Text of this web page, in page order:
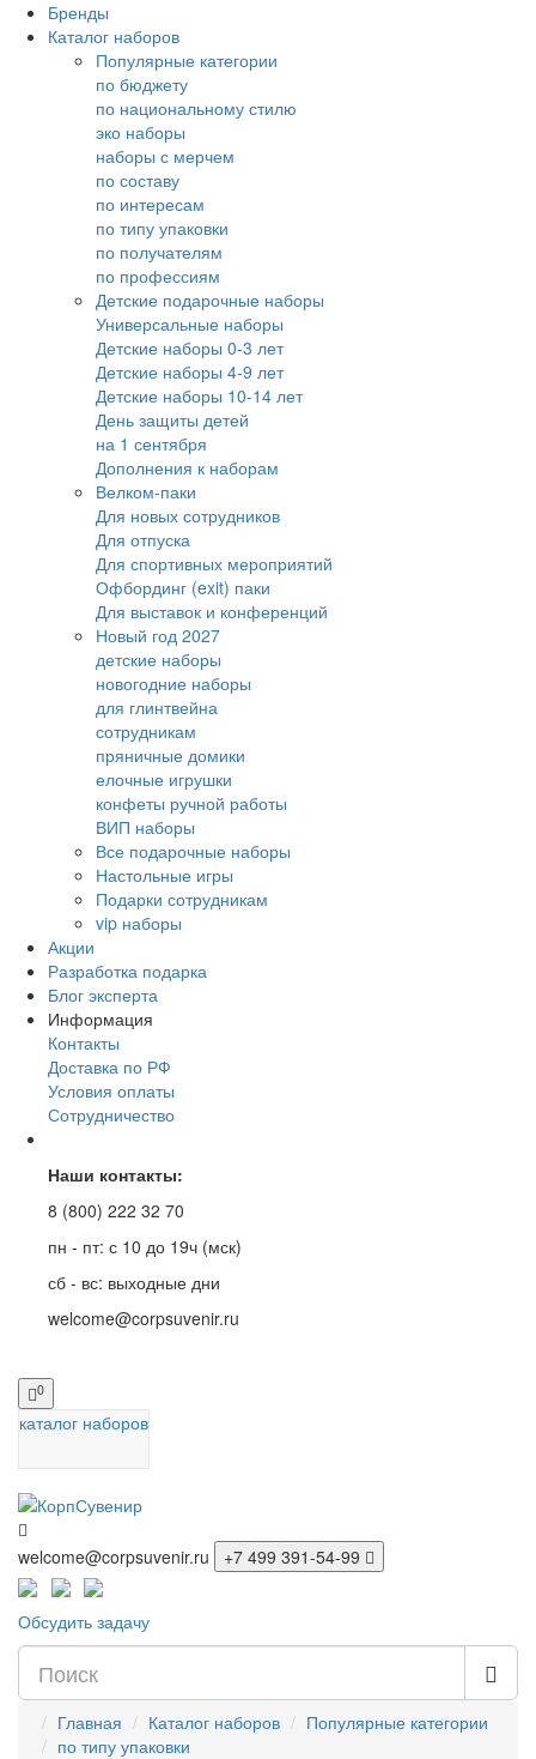
Бренды
Каталог наборов
Популярные категории
по бюджету
по национальному стилю
эко наборы
наборы с мерчем
по составу
по интересам
по типу упаковки
по получателям
по профессиям
Детские подарочные наборы
Универсальные наборы
Детские наборы 0-3 лет
Детские наборы 4-9 лет
Детские наборы 10-14 лет
День защиты детей
на 1 сентября
Дополнения к наборам
Велком-паки
Для новых сотрудников
Для отпуска
Для спортивных мероприятий
Офбординг (exit) паки
Для выставок и конференций
Новый год 2027
детские наборы
новогодние наборы
для глинтвейна
сотрудникам
пряничные домики
елочные игрушки
конфеты ручной работы
ВИП наборы
Все подарочные наборы
Настольные игры
Подарки сотрудникам
vip наборы
Акции
Разработка подарка
Блог эксперта
Информация
Контакты
Доставка по РФ
Условия оплаты
Сотрудничество
Наши контакты:
8 (800) 222 32 70
пн - пт: с 10 до 19ч (мск)
сб - вс: выходные дни
welcome@corpsuvenir.ru
0
каталог наборов
welcome@corpsuvenir.ru +7 499 391-54-99
Обсудить задачу
Главная Каталог наборов
Популярные категории
по типу упаковки